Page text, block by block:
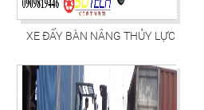
XE ĐẨY BÀN NÂNG THỦY LỰC